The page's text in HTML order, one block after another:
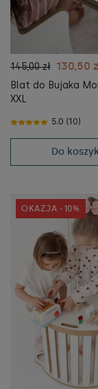
145,00 zł 130,50
Blat do Bujaka
XXL
5.0 (10)
Do
OKAZJA -10%